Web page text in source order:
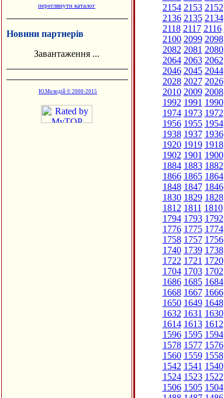
переглянути каталог
Новини партнерів
Завантаження ...
Ю.Молодій © 2000-2015
2154 2153 2152
2136 2135 2134
2118 2117 2116
2100 2099 2098
2082 2081 2080
2064 2063 2062
2046 2045 2044
2028 2027 2026
2010 2009 2008
1992 1991 1990
1974 1973 1972
1956 1955 1954
1938 1937 1936
1920 1919 1918
1902 1901 1900
1884 1883 1882
1866 1865 1864
1848 1847 1846
1830 1829 1828
1812 1811 1810
1794 1793 1792
1776 1775 1774
1758 1757 1756
1740 1739 1738
1722 1721 1720
1704 1703 1702
1686 1685 1684
1668 1667 1666
1650 1649 1648
1632 1631 1630
1614 1613 1612
1596 1595 1594
1578 1577 1576
1560 1559 1558
1542 1541 1540
1524 1523 1522
1506 1505 1504